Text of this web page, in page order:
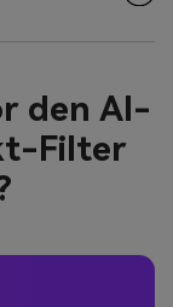
den AI-
Filter